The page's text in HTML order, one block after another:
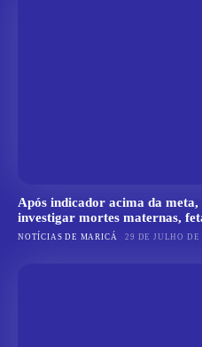
Após indicador acima da
investigar mortes maternas,
NOTÍCIAS DE MARICÁ 29 DE JULHO DE